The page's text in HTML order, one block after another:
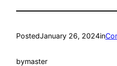
PostedJanuary 26, 2024in
bymaster